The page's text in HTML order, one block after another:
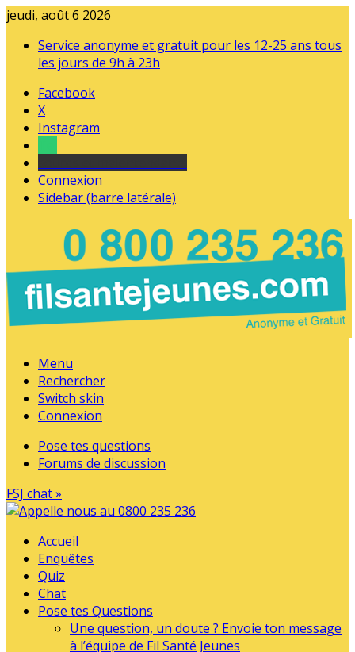
jeudi, août 6 2026
Service anonyme et gratuit pour les 12-25 ans tous
les jours de 9h à 23h
Facebook
X
Instagram
Connexion
Sidebar (barre latérale)
Menu
Rechercher
Switch skin
Connexion
Pose tes questions
Forums de discussion
FSJ chat »
Accueil
Enquêtes
Quiz
Chat
Pose tes Questions
Une question, un doute ? Envoie ton message
à l’équipe de Fil Santé Jeunes